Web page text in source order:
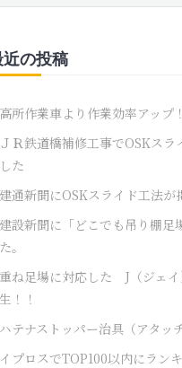
の投稿
高所作業車より作業効率アップ
ＪＲ鉄道橋補修工事でOSKスラ
した
建通新聞にOSKスライド工法が
建設新聞に「どこでも吊り棚足
た。
重ね足場に対応した J（ジェ
生！！
ハテナストッパー治具（アタッ
イプロスでTOP100以内にラン